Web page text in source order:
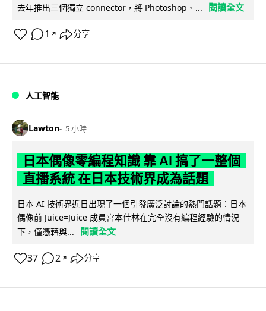
去年推出三個獨立 connector，將 Photoshop、...
閱讀全文
1 ↗ 分享
人工智能
Lawton 5 小時
日本偶像零編程知識 靠 AI 搞了一整個
直播系統 在日本技術界成為話題
日本 AI 技術界近日出現了一個引發廣泛討論的熱門話題：日本
偶像前 Juice=Juice 成員宮本佳林在完全沒有編程經驗的情況
下，僅憑藉與...
閱讀全文
37 2 ↗ 分享